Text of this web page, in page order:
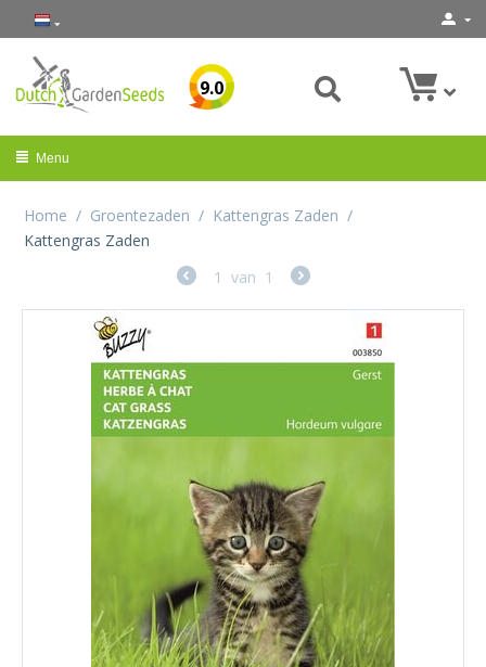
9.0
Menu
Home / Groentezaden / Kattengras Zaden /
Kattengras Zaden
1 van 1